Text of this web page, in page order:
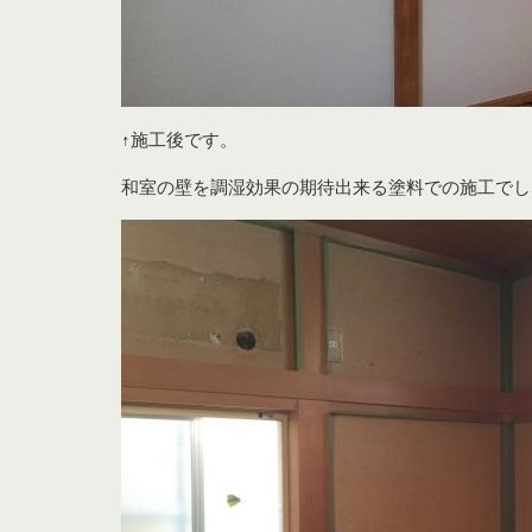
↑施工後です。
和室の壁を調湿効果の期待出来る塗料での施工で